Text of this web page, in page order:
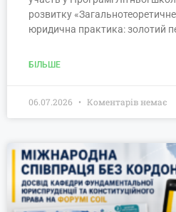
розвитку
юридична практика: золотий
БІЛЬШЕ
06.07.2026 Коментарів немає